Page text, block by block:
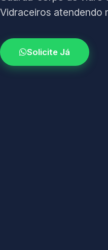
Vidraceiros atendendo
Solicite Já